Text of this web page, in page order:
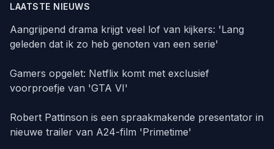
LAATSTE NIEUWS
Aangrijpend drama krijgt veel lof van kijkers: 'Lang
geleden dat ik zo heb genoten van een serie'
Gamers opgelet: Netflix komt met exclusief
voorproefje van 'GTA VI'
Robert Pattinson is een spraakmakende presentator in
nieuwe trailer van A24-film 'Primetime'